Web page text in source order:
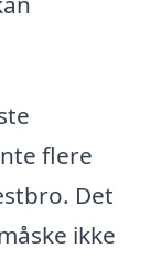
flere
Det
ikke